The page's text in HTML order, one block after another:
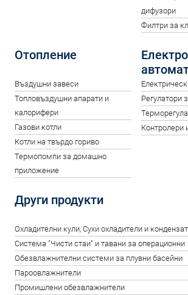
дифузори
Филтри за
Отопление
Въздушни завеси
Топловъздушни апарати и
калорифери
Газови котли
Котли на твърдо гориво
Термопомпи за домашно
приложение
Регулатори
Контролери
Други продукти
Oхладителни кули, Сухи охладители и
Система "Чисти стаи" и тавани за операционни
Обезвлажнителни системи за плувни басейни
Пароовлажнители
Промишлени обезвлажнители